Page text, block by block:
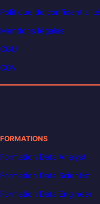
Politique de confidentialité
Mentions légales
CGU
CGV
FORMATIONS
Formation Data Analyst
Formation Data Scientist
Formation Data Engineer